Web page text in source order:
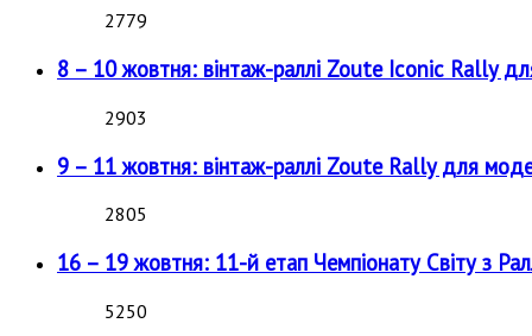
2779
8 – 10 жовтня: вінтаж-раллі Zoute Iconic Rally
2903
9 – 11 жовтня: вінтаж-раллі Zoute Rally для
2805
16 – 19 жовтня: 11-й етап Чемпіонату Світу з
5250